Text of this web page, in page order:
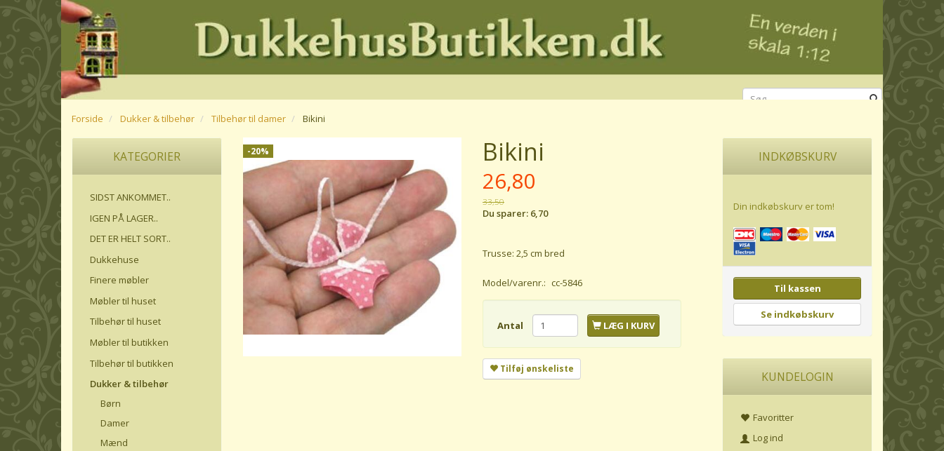
Forside Dukker & tilbehør Tilbehør til damer Bikini
KATEGORIER
SIDST ANKOMMET..
IGEN PÅ LAGER..
DET ER HELT SORT..
Dukkehuse
Finere møbler
Møbler til huset
Tilbehør til huset
Møbler til butikken
Tilbehør til butikken
Dukker & tilbehør
Børn
Damer
Mænd
-20% Bikini
26,80
33,50
Du sparer: 6,70
Trusse: 2,5 cm bred
Model/varenr.: cc-5846
Antal LÆG I KURV
Tilføj ønskeliste
INDKØBSKURV
Din indkøbskurv er tom!
Til kassen
Se indkøbskurv
KUNDELOGIN
Favoritter
Log ind